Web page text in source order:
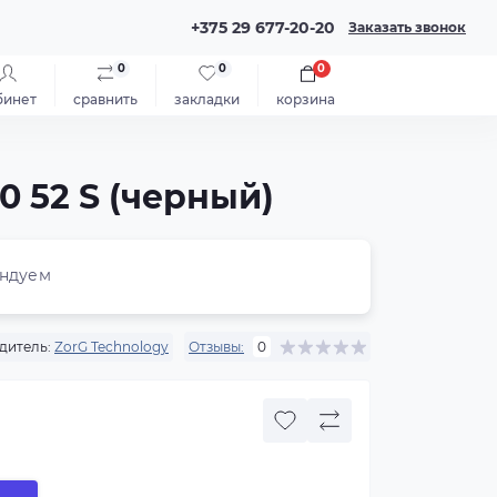
+375 29 677-20-20 Заказать звонок
сравнить
0
закладки
0
корзина
0
52 S (черный)
ZorG Technology Отзывы: 0